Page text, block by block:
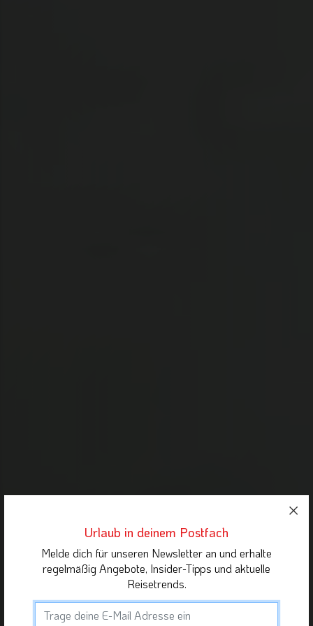
Urlaub in deinem Postfach
Melde dich für unseren Newsletter an und erhalte
regelmäßig Angebote, Insider-Tipps und aktuelle
Reisetrends.